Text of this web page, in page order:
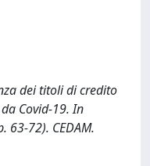
dei titoli di credito
Covid-19. In
63-72). CEDAM.